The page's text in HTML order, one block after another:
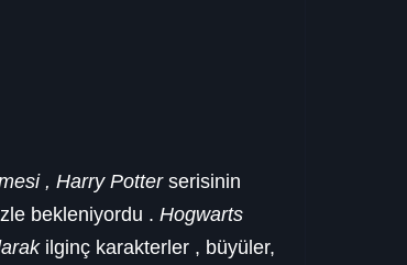
, Harry Potter serisinin
bekleniyordu . Hogwarts
ilginç karakterler , büyüler,